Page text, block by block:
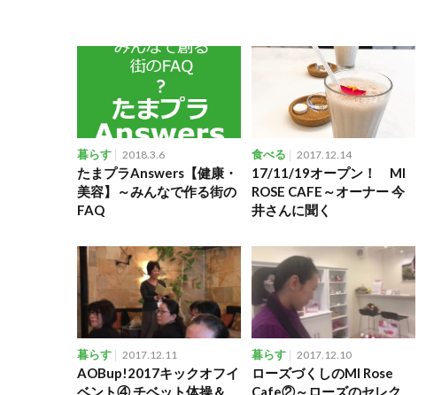
暮らす 2018.3.6
たまプラAnswers【健康・
美容】～みんなで作る街の
FAQ
食べる 2017.12.14
17/11/19オープン！ MI
ROSE CAFE～オーナー 今
井さんに聞く
暮らす 2017.12.11
AOBup!2017キックオフイ
ベント④ チベット体操＆
暮らす 2017.12.10
ローズづくしのMI Rose
Cafe②～ローズのセレク